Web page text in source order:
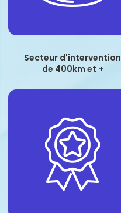
Secteur d'intervention
de 400km et +